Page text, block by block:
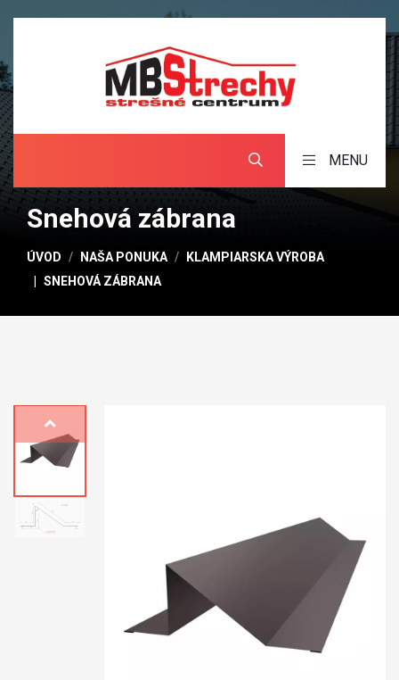
MENU
Snehová zábrana
ÚVOD NAŠA PONUKA
KLAMPIARSKA VÝROBA
SNEHOVÁ ZÁBRANA